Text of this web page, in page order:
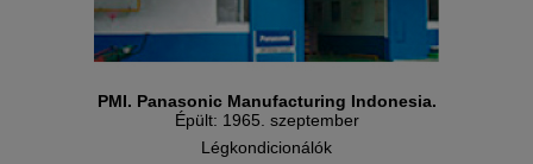
PMI. Panasonic Manufacturing Indonesia.
Épült: 1965. szeptember
Légkondicionálók